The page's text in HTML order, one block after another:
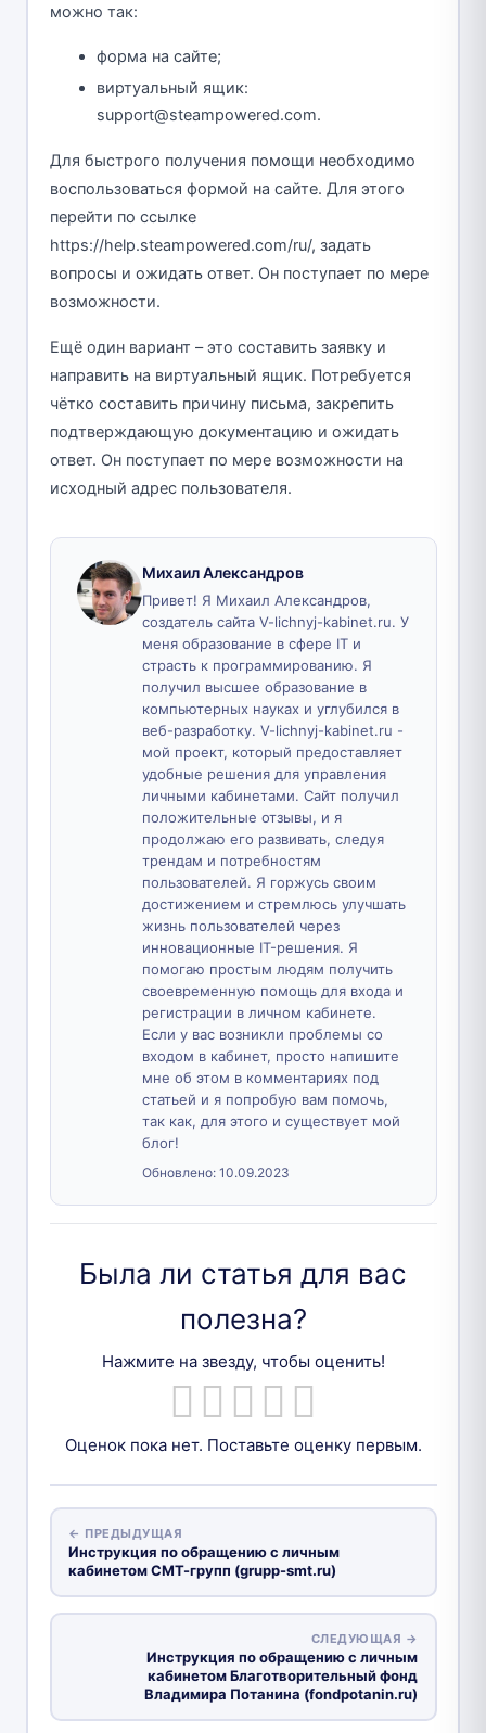
можно так:
форма на сайте;
виртуальный ящик:
support@steampowered.com.
Для быстрого получения помощи необходимо
воспользоваться формой на сайте. Для этого
перейти по ссылке
https://help.steampowered.com/ru/, задать
вопросы и ожидать ответ. Он поступает по мере
возможности.
Ещё один вариант – это составить заявку и
направить на виртуальный ящик. Потребуется
чётко составить причину письма, закрепить
подтверждающую документацию и ожидать
ответ. Он поступает по мере возможности на
исходный адрес пользователя.
Михаил Александров
Привет! Я Михаил Александров,
создатель сайта V-lichnyj-kabinet.ru. У
меня образование в сфере IT и
страсть к программированию. Я
получил высшее образование в
компьютерных науках и углубился в
веб-разработку. V-lichnyj-kabinet.ru -
мой проект, который предоставляет
удобные решения для управления
личными кабинетами. Сайт получил
положительные отзывы, и я
продолжаю его развивать, следуя
трендам и потребностям
пользователей. Я горжусь своим
достижением и стремлюсь улучшать
жизнь пользователей через
инновационные IT-решения. Я
помогаю простым людям получить
своевременную помощь для входа и
регистрации в личном кабинете.
Если у вас возникли проблемы со
входом в кабинет, просто напишите
мне об этом в комментариях под
статьей и я попробую вам помочь,
так как, для этого и существует мой
блог!
Обновлено: 10.09.2023
Была ли статья для вас
полезна?
Нажмите на звезду, чтобы оценить!
Оценок пока нет. Поставьте оценку первым.
← ПРЕДЫДУЩАЯ
Инструкция по обращению с личным
кабинетом СМТ-групп (grupp-smt.ru)
СЛЕДУЮЩАЯ →
Инструкция по обращению с личным
кабинетом Благотворительный фонд
Владимира Потанина (fondpotanin.ru)